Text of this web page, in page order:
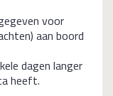
voor
aan boord
dagen langer
heeft.